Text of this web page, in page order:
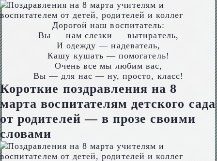
Дорогой наш воспитатель:
Вы — нам слезки — вытиратель,
И одежду — надеватель,
Кашу кушать — помогатель!
Очень все мы любим вас,
Вы — для нас — ну, просто, класс!
Короткие поздравления на 8
марта воспитателям детского сада
от родителей — в прозе своими
словами